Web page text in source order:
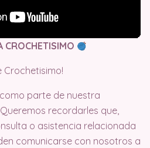
CROCHETISIMO
Crochetisimo!
parte de nuestra
recordarles que,
o asistencia relacionada
comunicarse con nosotros a